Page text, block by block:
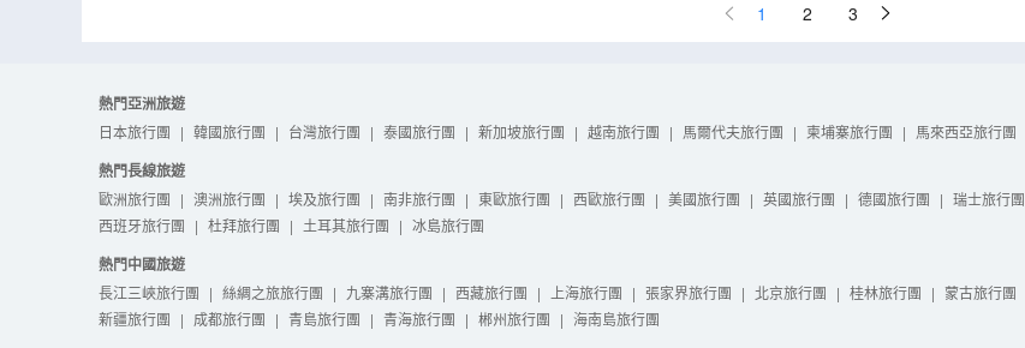
1 2 3
熱門亞洲旅遊
日本旅行團 | 韓國旅行團 | 台灣旅行團 | 泰國旅行團 | 新加坡旅行團 | 越南旅行團 | 馬爾代夫旅行團 | 柬埔寨旅行團 | 馬來西亞旅行團
熱門長線旅遊
歐洲旅行團 | 澳洲旅行團 | 埃及旅行團 | 南非旅行團 | 東歐旅行團 | 西歐旅行團 | 美國旅行團 | 英國旅行團 | 德國旅行團 | 瑞士旅行團
西班牙旅行團 | 杜拜旅行團 | 土耳其旅行團 | 冰島旅行團
熱門中國旅遊
長江三峽旅行團 | 絲綢之旅旅行團 | 九寨溝旅行團 | 西藏旅行團 | 上海旅行團 | 張家界旅行團 | 北京旅行團 | 桂林旅行團 | 蒙古旅行團
新疆旅行團 | 成都旅行團 | 青島旅行團 | 青海旅行團 | 郴州旅行團 | 海南島旅行團